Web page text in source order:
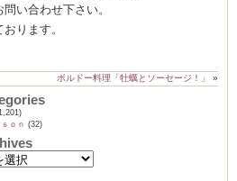
タグラ
ンティ
問い合わせ下さい。
ります。
ボルドー料理「牡蠣とソーセージ！」 »
ｓｏｎ (32)